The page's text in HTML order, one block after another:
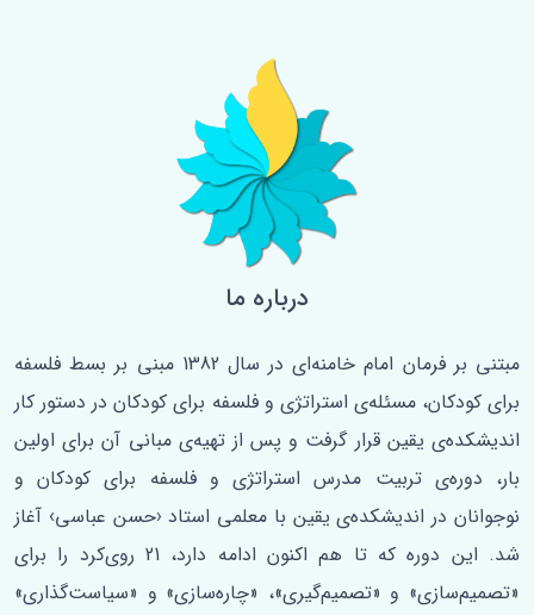
درباره ما
مبتنی بر فرمان امام خامنه‌ای در سال 1382 مبنی بر بسط فلسفه‌
برای کودکان، مسئله‌ی استراتژی و فلسفه برای کودکان در دستور کار
اندیشکده‌ی یقین قرار گرفت و پس از تهیه‌ی مبانی آن برای اولین
‌بار، دوره‌ی تربیت مدرس استراتژی و فلسفه برای کودکان و
نوجوانان در اندیشکده‌ی یقین با معلمی استاد ‹حسن عباسی› آغاز
شد. این دوره که تا هم اکنون ادامه دارد، 21 روی‌کرد را برای
«تصمیم‌سازی» و «تصمیم‌گیری»، «چاره‌سازی» و «سیاست‌گذاری»